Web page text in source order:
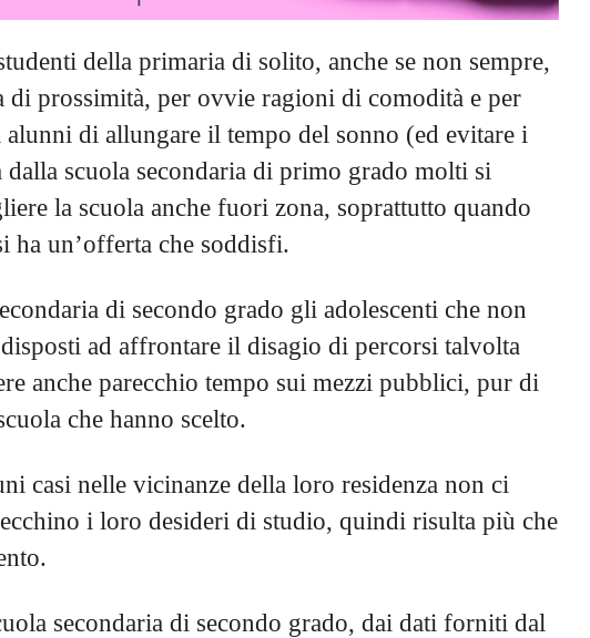
della primaria di solito, anche se non sempre,
di prossimità, per ovvie ragioni di comodità e per
di allungare il tempo del sonno (ed evitare i
dalla scuola secondaria di primo grado molti si
la scuola anche fuori zona, soprattutto quando
ha un’offerta che soddisfi.
di secondo grado gli adolescenti che non
ad affrontare il disagio di percorsi talvolta
anche parecchio tempo sui mezzi pubblici, pur di
che hanno scelto.
casi nelle vicinanze della loro residenza non ci
i loro desideri di studio, quindi risulta più che
secondaria di secondo grado, dai dati forniti dal